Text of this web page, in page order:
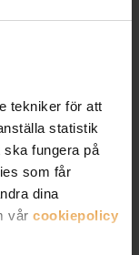
tekniker för att
statistik
fungera på
som får
dina
vår cookiepolicy
i